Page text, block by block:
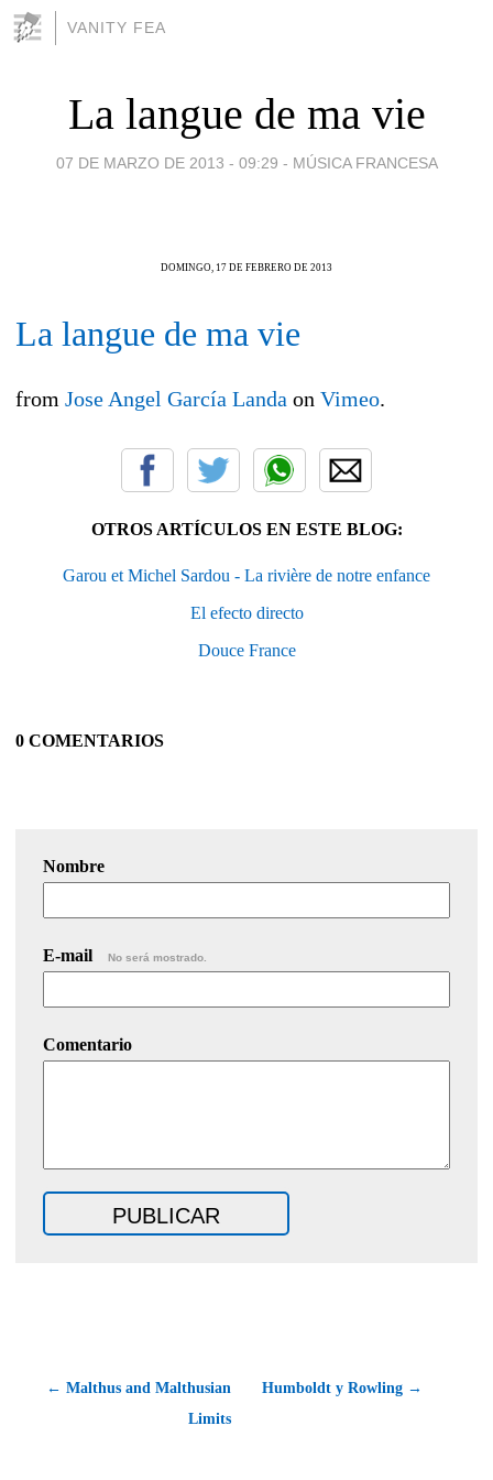
VANITY FEA
La langue de ma vie
07 DE MARZO DE 2013 - 09:29 - MÚSICA FRANCESA
DOMINGO, 17 DE FEBRERO DE 2013
La langue de ma vie
from Jose Angel García Landa on Vimeo.
OTROS ARTÍCULOS EN ESTE BLOG:
Garou et Michel Sardou - La rivière de notre enfance
El efecto directo
Douce France
0 COMENTARIOS
Nombre
E-mail No será mostrado.
Comentario
← Malthus and Malthusian
Limits
Humboldt y Rowling →